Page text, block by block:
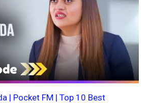
| Pocket FM | Top 10 Best